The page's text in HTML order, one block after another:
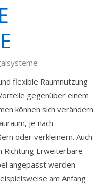
flexible Raumnutzung
gegenüber einem
können sich verändern
je nach
oder verkleinern. Auch
Richtung Erweiterbare
angepasst werden
am Anfang